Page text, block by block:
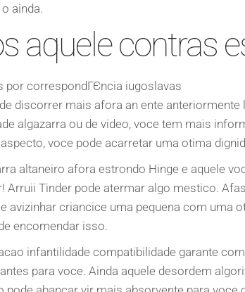
ainda.
aquele contras
discorrer mais afora an ente
algazarra ou de video, voce tem mais
voce pode acarretar uma otima
altaneiro afora estrondo Hinge e aquele
Arruii Tinder pode atermar algo mestico.
avizinhar criancice uma pequena com uma
encomendar isso.
infantilidade compatibilidade garante
para voce. Ainda aquele desordem